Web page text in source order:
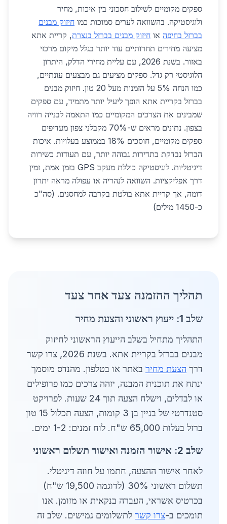
ספקים מקומיים לשילוב חסכוני בין איכות, מחיר
ולוגיסטיקה. בהשוואה לערים סמוכות כמו חיזוק מבנים
בברזל בחיפה או חיזוק מבנים בברזל בנצרת, קריית אתא
מציעה מחירים תחרותיים עוד יותר בגלל מיקום מרכזי
באזור. בשנת 2026, עם עליית מחירי הדלק, היתרון
הלוגיסטי רק גדל. ספקים מציעים גם מבצעים עונתיים,
כמו הנחה 5% על הזמנות מעל 20 טון. חיזוק מבנים
בברזל בקריית אתא הופך ליעיל יותר מתמיד, עם ספקים
שמבינים את הצרכים המקומיים כמו התאמה לבנייה רוויה
בצפון. נתונים מראים ש-70% מקבלני צפון מעדיפים
ספקים מקומיים, חוסכים 18% בממוצע בעלויות. איכות
הברזל נבדקת בתדירות גבוהה יותר, עם תעודות כשירות
דיגיטליות. לוגיסטיקה כוללת מעקב GPS בזמן אמת, זמין
דרך אפליקציות. השוואה לנהריה או עפולה מראה יתרון
דומה, אך קריית אתא בולטת בקרבה למחסנים. (סה"כ
כ-1450 מילים)
תהליך ההזמנה צעד אחר צעד
שלב 1: ייעוץ ראשוני והצעת מחיר
התהליך מתחיל בשלב הייעוץ הראשוני לחיזוק
מבנים בברזל בקריית אתא. בשנת 2026, צרו קשר
דרך הצעת מחיר באתר או בטלפון. מהנדס מוסמך
ינתח את תוכנית המבנה, יזהה צרכים כמו פרופילים
או לבדלים, וישלח הצעה תוך 24 שעות. לפרויקט
סטנדרטי של בניין בן 3 קומות, הצעה תכלול 15 טון
ברזל בעלות 65,000 ש"ח. לוח זמנים: 1-2 ימים.
שלב 2: אישור הזמנה ואישור תשלום ראשוני
לאחר אישור ההצעה, חתמו על חוזה דיגיטלי.
תשלום ראשוני 30% (לדוגמה 19,500 ש"ח)
בכרטיס אשראי, העברה בנקאית או מזומן. אנו
תומכים ב-צרו קשר לתשלומים גמישים. שלב זה